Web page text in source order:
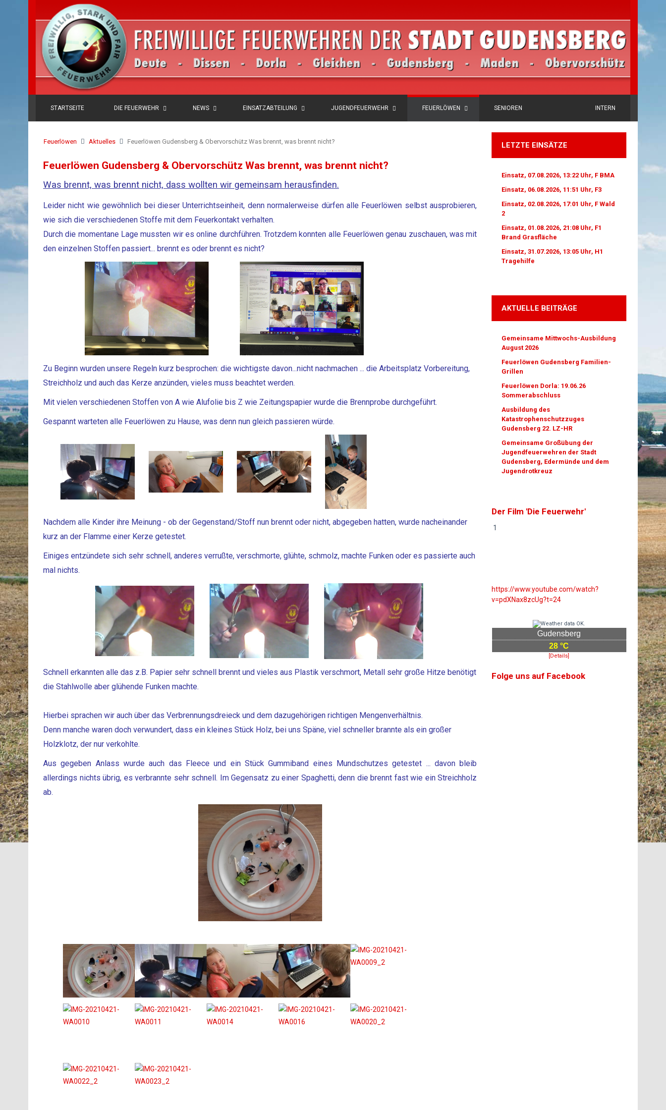
STARTSEITE DIE FEUERWEHR NEWS EINSATZABTEILUNG JUGENDFEUERWEHR FEUERLÖWEN SENIOREN INTERN
Feuerlöwen Aktuelles Feuerlöwen Gudensberg & Obervorschütz Was brennt, was brennt nicht?
Feuerlöwen Gudensberg & Obervorschütz Was brennt, was brennt nicht?
Was brennt, was brennt nicht, dass wollten wir gemeinsam herausfinden.
Leider nicht wie gewöhnlich bei dieser Unterrichtseinheit, denn normalerweise dürfen alle Feuerlöwen selbst ausprobieren,
wie sich die verschiedenen Stoffe mit dem Feuerkontakt verhalten.
Durch die momentane Lage mussten wir es online durchführen. Trotzdem konnten alle Feuerlöwen genau zuschauen, was mit
den einzelnen Stoffen passiert... brennt es oder brennt es nicht?
Zu Beginn wurden unsere Regeln kurz besprochen: die wichtigste davon...nicht nachmachen ... die Arbeitsplatz Vorbereitung,
Streichholz und auch das Kerze anzünden, vieles muss beachtet werden.
Mit vielen verschiedenen Stoffen von A wie Alufolie bis Z wie Zeitungspapier wurde die Brennprobe durchgeführt.
Gespannt warteten alle Feuerlöwen zu Hause, was denn nun gleich passieren würde.
Nachdem alle Kinder ihre Meinung - ob der Gegenstand/Stoff nun brennt oder nicht, abgegeben hatten, wurde nacheinander
kurz an der Flamme einer Kerze getestet.
Einiges entzündete sich sehr schnell, anderes verrußte, verschmorte, glühte, schmolz, machte Funken oder es passierte auch
mal nichts.
Schnell erkannten alle das z.B. Papier sehr schnell brennt und vieles aus Plastik verschmort, Metall sehr große Hitze benötigt
die Stahlwolle aber glühende Funken machte.
Hierbei sprachen wir auch über das Verbrennungsdreieck und dem dazugehörigen richtigen Mengenverhältnis.
Denn manche waren doch verwundert, dass ein kleines Stück Holz, bei uns Späne, viel schneller brannte als ein großer
Holzklotz, der nur verkohlte.
Aus gegeben Anlass wurde auch das Fleece und ein Stück Gummiband eines Mundschutzes getestet ... davon bleib
allerdings nichts übrig, es verbrannte sehr schnell. Im Gegensatz zu einer Spaghetti, denn die brennt fast wie ein Streichholz
ab.
LETZTE EINSÄTZE
Einsatz, 07.08.2026, 13:22 Uhr, F BMA
Einsatz, 06.08.2026, 11:51 Uhr, F3
Einsatz, 02.08.2026, 17:01 Uhr, F Wald
2
Einsatz, 01.08.2026, 21:08 Uhr, F1
Brand Grasfläche
Einsatz, 31.07.2026, 13:05 Uhr, H1
Tragehilfe
AKTUELLE BEITRÄGE
Gemeinsame Mittwochs-Ausbildung
August 2026
Feuerlöwen Gudensberg Familien-
Grillen
Feuerlöwen Dorla: 19.06.26
Sommerabschluss
Ausbildung des
Katastrophenschutzzuges
Gudensberg 22. LZ-HR
Gemeinsame Großübung der
Jugendfeuerwehren der Stadt
Gudensberg, Edermünde und dem
Jugendrotkreuz
Der Film 'Die Feuerwehr'
1
https://www.youtube.com/watch?
v=pdXNax8zcUg?t=24
Gudensberg
28 °C
[Details]
Folge uns auf Facebook